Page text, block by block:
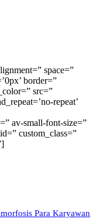
space=”
border=”
src=”
repeat’
av-small-font-size=”
custom_class=”
Para Karyawan